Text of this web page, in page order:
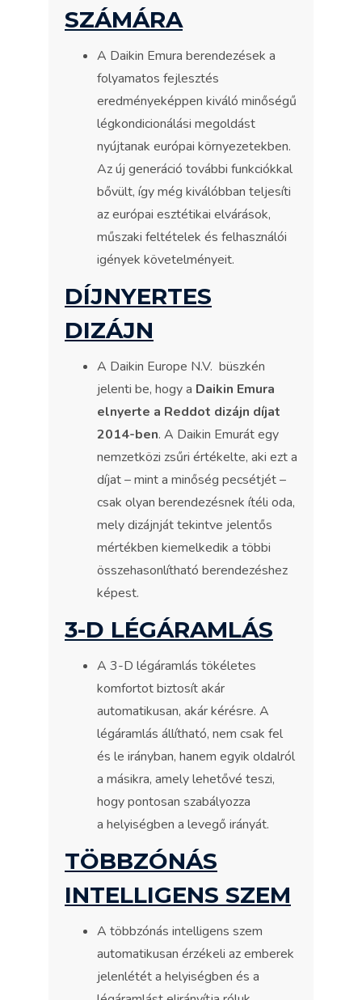
SZÁMÁRA
A Daikin Emura berendezések a
folyamatos fejlesztés
eredményeképpen kiváló minőségű
légkondicionálási megoldást
nyújtanak európai környezetekben.
Az új generáció további funkciókkal
bővült, így még kiválóbban teljesíti
az európai esztétikai elvárások,
műszaki feltételek és felhasználói
igények követelményeit.
DÍJNYERTES
DIZÁJN
A Daikin Europe N.V. büszkén
jelenti be, hogy a Daikin Emura
elnyerte a Reddot dizájn díjat
2014-ben. A Daikin Emurát egy
nemzetközi zsűri értékelte, aki ezt a
díjat – mint a minőség pecsétjét –
csak olyan berendezésnek ítéli oda,
mely dizájnját tekintve jelentős
mértékben kiemelkedik a többi
összehasonlítható berendezéshez
képest.
3-D LÉGÁRAMLÁS
A 3-D légáramlás tökéletes
komfortot biztosít akár
automatikusan, akár kérésre. A
légáramlás állítható, nem csak fel
és le irányban, hanem egyik oldalról
a másikra, amely lehetővé teszi,
hogy pontosan szabályozza
a helyiségben a levegő irányát.
TÖBBZÓNÁS
INTELLIGENS SZEM
A többzónás intelligens szem
automatikusan érzékeli az emberek
jelenlétét a helyiségben és a